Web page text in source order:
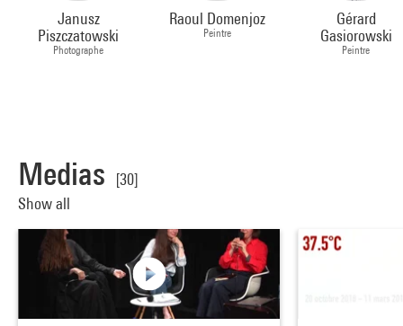
Janusz
Piszczatowski
Photographe
Raoul Domenjoz
Peintre
Gérard
Gasiorowski
Peintre
Medias
[30]
Show all